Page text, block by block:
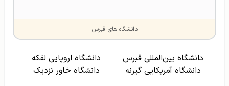
دانشگاه های قبرس
دانشگاه بین‌المللی قبرس
دانشگاه اروپایی لفکه
دانشگاه آمریکایی گیرنه
دانشگاه خاور نزدیک